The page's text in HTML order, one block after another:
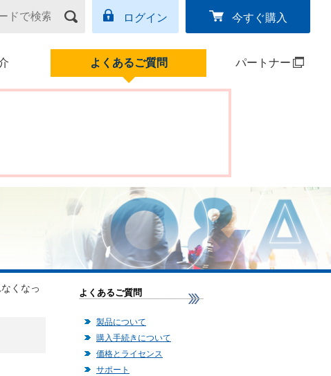
ログイン 今すぐ購入
よくあるご質問 パートナー
くなっ
よくあるご質問
製品について
購入手続きについて
価格とライセンス
サポート